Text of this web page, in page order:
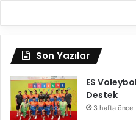
Son Yazılar
ES
Destek
3 hafta önce